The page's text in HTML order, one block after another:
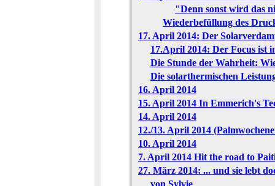
"Denn sonst wird das
Wiederbefüllung des
17. April 2014: Der
17.April 2014: Der Focus ist
Die Stunde der Wahrheit:
Die solarthermischen
16. April 2014
15. April 2014 In Emmerich's
14. April 2014
12./13. April 2014
10. April 2014
7. April 2014 Hit the road to
27. März 2014: ... und sie lebt
von Sylvie